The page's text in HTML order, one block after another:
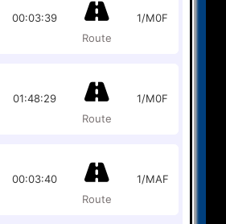
00:03:39
Route
1/M0F
01:48:29
Route
1/M0F
00:03:40
Route
1/MAF